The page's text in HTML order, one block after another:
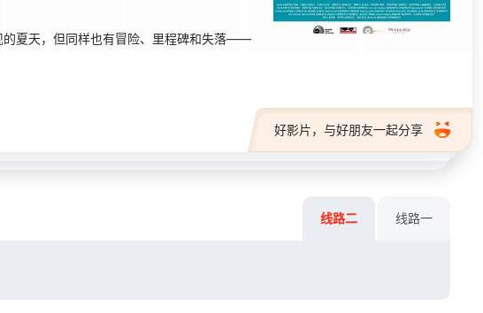
的夏天，但同样也有冒险、里程碑和失落——
好影片，与好朋友一起分享
线路二 线路一